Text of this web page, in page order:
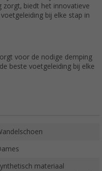
zorgt, biedt het innovatieve
bij elke stap in
voor de nodige demping
beste voetgeleiding bij elke
materiaal